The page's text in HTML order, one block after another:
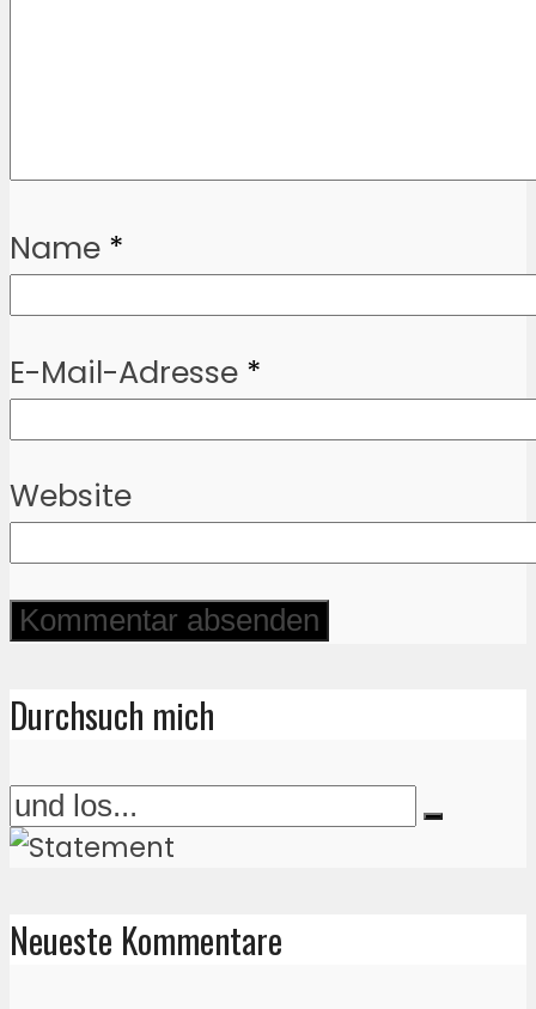
Name *
E-Mail-Adresse *
Website
Durchsuch mich
Neueste Kommentare